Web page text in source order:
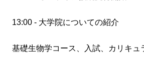
13:00 - 大学院についての紹介
基礎生物学コース、入試、カリキュ